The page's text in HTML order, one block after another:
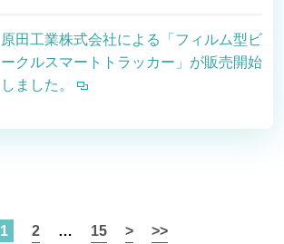
原田工業株式会社による「フィルム型ビ
ークルスマートトラッカー」が販売開始
しました。
1 2 … 15 > >>